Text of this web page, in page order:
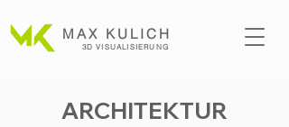
MAX KULICH
3D VISUALISIERUNG
ARCHITEKTUR